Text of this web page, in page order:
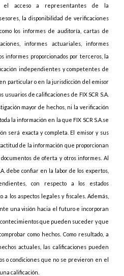
el acceso a representantes de la
la disponibilidad de verificaciones
los informes de auditoría, cartas de
informes actuariales, informes
informes proporcionados por terceros, la
independientes y competentes de
particular o en la jurisdicción del emisor
de calificaciones de FIX SCR S.A.
mayor de hechos, ni la verificación
la información en la que FIX SCR S.A.se
será exacta y completa. El emisor y sus
de la información que proporcionan
documentos de oferta y otros informes. Al
debe confiar en la labor de los expertos,
con respecto a los estados
a los aspectos legales y fiscales. Además,
una visión hacia el futuro e incorporan
que pueden suceder y que
como hechos. Como resultado, a
actuales, las calificaciones pueden
o condiciones que no se previeron en el
calificación.